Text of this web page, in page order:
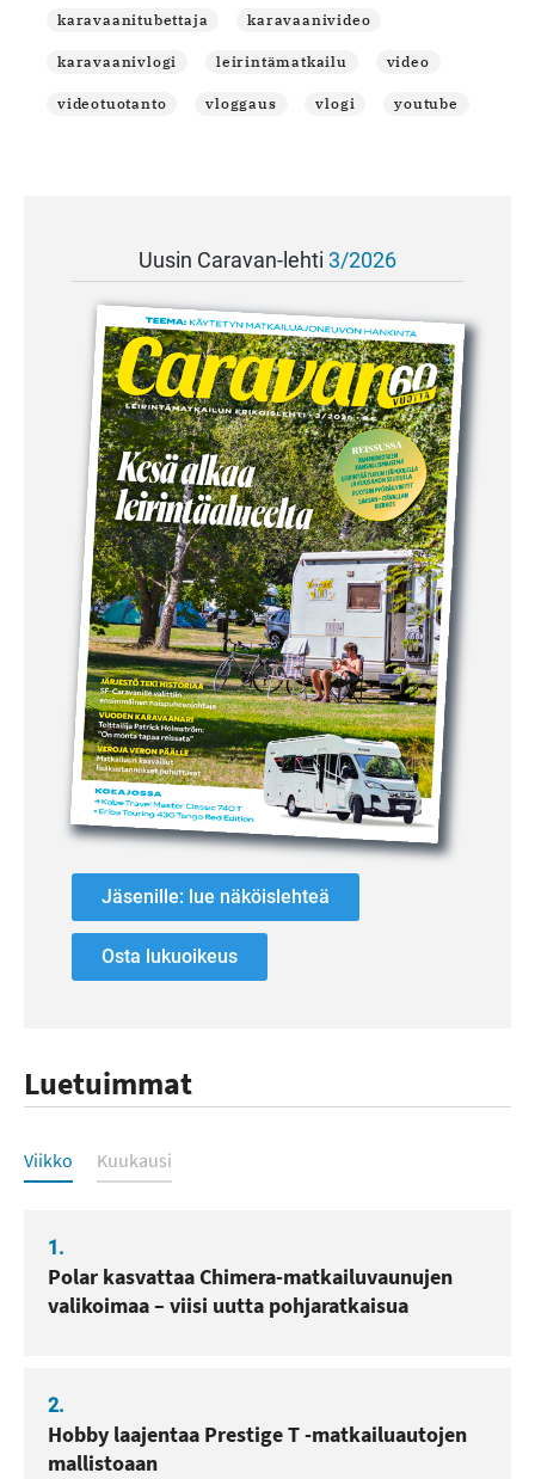
karavaanitubettaja karavaanivideo
karavaanivlogi leirintämatkailu video
videotuotanto vloggaus vlogi youtube
Uusin Caravan-lehti 3/2026
Jäsenille: lue näköislehteä
Osta lukuoikeus
Luetuimmat
Luetuimmat
Viikko Kuukausi
1.
Polar kasvattaa Chimera-matkailuvaunujen
valikoimaa – viisi uutta pohjaratkaisua
2.
Hobby laajentaa Prestige T -matkailuautojen
mallistoaan